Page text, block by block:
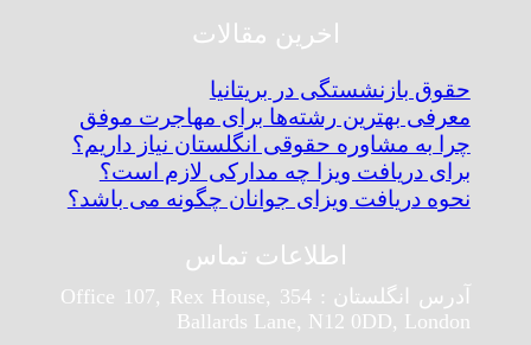
اخرین مقالات
حقوق بازنشستگی در بریتانیا
معرفی بهترین رشته‌ها برای مهاجرت موفق
چرا به مشاوره حقوقی انگلستان نیاز داریم؟
برای دریافت ویزا چه مدارکی لازم است؟
نحوه دریافت ویزای جوانان چگونه می باشد؟
اطلاعات تماس
آدرس انگلستان : Office 107, Rex House, 354
Ballards Lane, N12 0DD, London